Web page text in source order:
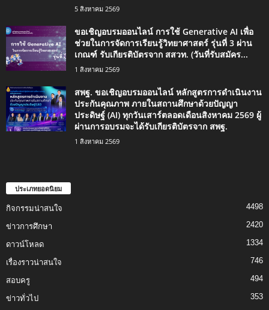
5 สิงหาคม 2569
ขอเชิญอบรมออนไลน์ การใช้ Generative AI เพื่อ
ช่วยในการจัดการเรียนรู้วิทยาศาสตร์ รุ่นที่ 3 ผ่าน
เกณฑ์ รับเกียรติบัตรจาก สสวท. (วันที่รับสมัคร...
1 สิงหาคม 2569
สพฐ. ขอเชิญอบรมออนไลน์ หลักสูตรการดำเนินงาน
ประกันคุณภาพ ภายในสถานศึกษาด้วยปัญญา
ประดิษฐ์ (AI) ทุกวันเสาร์ตลอดเดือนสิงหาคม 2569 ผู้
ผ่านการอบรมจะได้รับเกียรติบัตรจาก สพฐ.
1 สิงหาคม 2569
ประเภทยอดนิยม
กิจกรรมน่าสนใจ 4498
ข่าวการศึกษา 2420
ดาวน์โหลด 1334
เรื่องราวน่าสนใจ 746
สอบครู 494
ข่าวทั่วไป
353